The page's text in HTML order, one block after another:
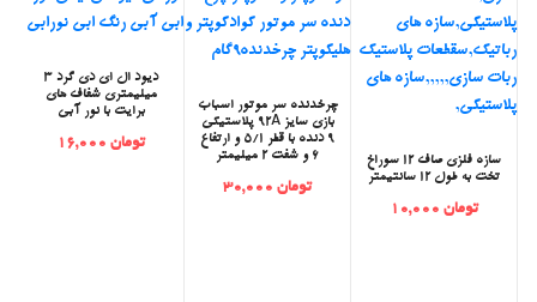
‫دیود ال ای دی گرد 3
میلیمتری شفاف های
برایت با نور آبی
تومان 16,000
‫چرخدنده سر موتور اسباب
بازی سایز 92A پلاستیکی
9 دنده با قطر 5/1 و ارتفاع
6 و شفت 2 میلیمتر
تومان 30,000
‫سازه فلزی صاف 12 سوراخ
تخت به طول 12 سانتیمتر
تومان 10,000